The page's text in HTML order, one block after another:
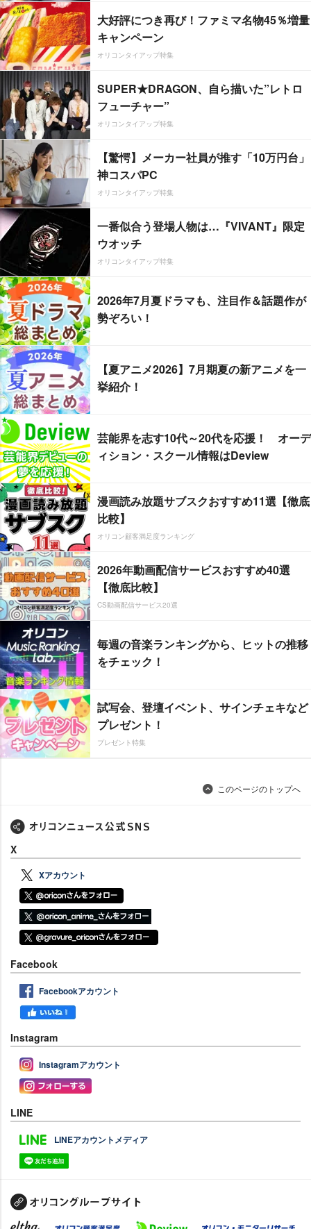
大好評につき再び！ファミマ名物45％増量
キャンペーン
オリコンタイアップ特集
SUPER★DRAGON、自ら描いた”レトロ
フューチャー”
オリコンタイアップ特集
【驚愕】メーカー社員が推す「10万円台」
神コスパPC
オリコンタイアップ特集
一番似合う登場人物は…『VIVANT』限定
ウオッチ
オリコンタイアップ特集
2026年7月夏ドラマも、注目作＆話題作が
勢ぞろい！
【夏アニメ2026】7月期夏の新アニメを一
挙紹介！
芸能界を志す10代～20代を応援！ オーデ
ィション・スクール情報はDeview
漫画読み放題サブスクおすすめ11選【徹底
比較】
オリコン顧客満足度ランキング
2026年動画配信サービスおすすめ40選
【徹底比較】
CS動画配信サービス20選
毎週の音楽ランキングから、ヒットの推移
をチェック！
試写会、登壇イベント、サインチェキなど
プレゼント！
プレゼント特集
このページのトップへ
X
Xアカウント
Facebook
Facebookアカウント
Instagram
Instagramアカウント
LINE
LINEアカウントメディア